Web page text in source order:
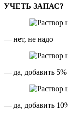
УЧЕТЬ ЗАПАС?
— нет, не надо
— да, добавить 5%
— да, добавить